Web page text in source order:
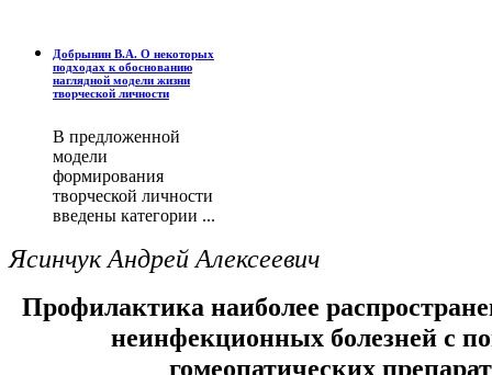
Добрынин В.А. О некоторых
подходах к обоснованию
наглядной модели жизни
творческой личности
В предложенной
модели
формирования
творческой личности
введены категории ...
Ясинчук Андрей Алексеевич
Профилактика наиболее
неинфекционных болезней с
гомеопатических